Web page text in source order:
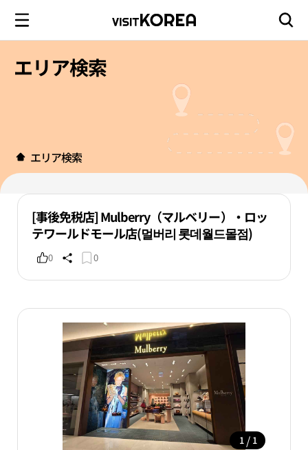
エリア検索
エリア検索
[事後免税店] Mulberry（マルベリー）・ロッ
テワールドモール店(멀버리 롯데월드몰점)
0 0
1 / 1